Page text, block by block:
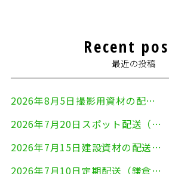
Recent
最近の投稿
2026年8月5日撮影用資材の配送（鎌倉市⇒港区）
2026年7月20日スポット配送（横浜市金沢区⇒愛知県豊川市）
2026年7月15日建設資材の配送（横浜市金沢区⇒横須賀市）
2026年7月10日定期配送（鎌倉市⇔大田区）